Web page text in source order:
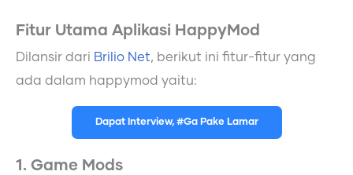
Fitur Utama Aplikasi HappyMod
Dilansir dari Brilio Net, berikut ini fitur-fitur yang
ada dalam happymod yaitu:
Dapat Interview, #Ga Pake Lamar
1. Game Mods